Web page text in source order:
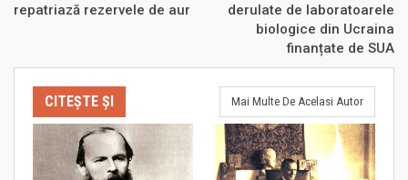
repatriază rezervele de aur
derulate de laboratoarele
biologice din Ucraina
finanțate de SUA
CITEȘTE ȘI Mai Multe De Acelasi Autor